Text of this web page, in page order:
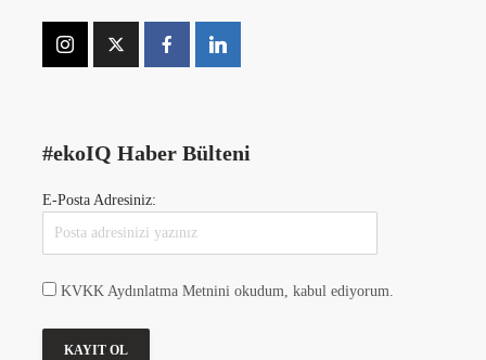
#ekoIQ Haber Bülteni
E-Posta Adresiniz:
KVKK Aydınlatma Metnini okudum, kabul ediyorum.